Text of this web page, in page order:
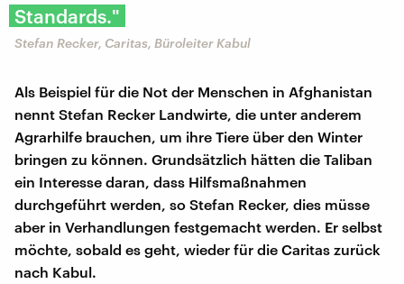
Standards."
Stefan Recker, Caritas, Büroleiter Kabul
Als Beispiel für die Not der Menschen in Afghanistan
nennt Stefan Recker Landwirte, die unter anderem
Agrarhilfe brauchen, um ihre Tiere über den Winter
bringen zu können. Grundsätzlich hätten die Taliban
ein Interesse daran, dass Hilfsmaßnahmen
durchgeführt werden, so Stefan Recker, dies müsse
aber in Verhandlungen festgemacht werden. Er selbst
möchte, sobald es geht, wieder für die Caritas zurück
nach Kabul.